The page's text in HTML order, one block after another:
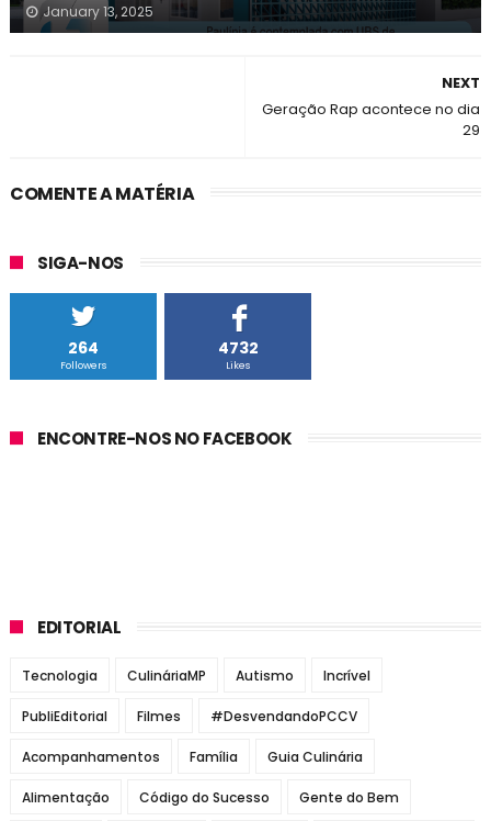
January 13, 2025
NEXT
Geração Rap acontece no dia
29
COMENTE A MATÉRIA
SIGA-NOS
264
Followers
4732
Likes
ENCONTRE-NOS NO FACEBOOK
EDITORIAL
Tecnologia CulináriaMP Autismo Incrível
PubliEditorial Filmes #DesvendandoPCCV
Acompanhamentos Família Guia Culinária
Alimentação Código do Sucesso Gente do Bem